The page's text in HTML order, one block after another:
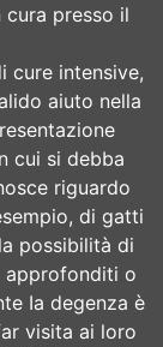
presso il
cure intensive,
aiuto nella
cui si debba
riguardo
di gatti
possibilità di
approfonditi o
Ia degenza è
visita ai loro